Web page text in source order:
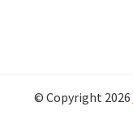
© Copyright 2026